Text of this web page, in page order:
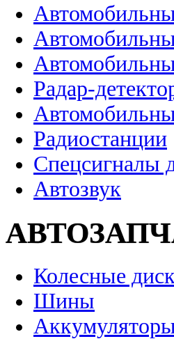
Радар-
Радиостанции
Спецсигналы
Автозвук
Колесные
Шины